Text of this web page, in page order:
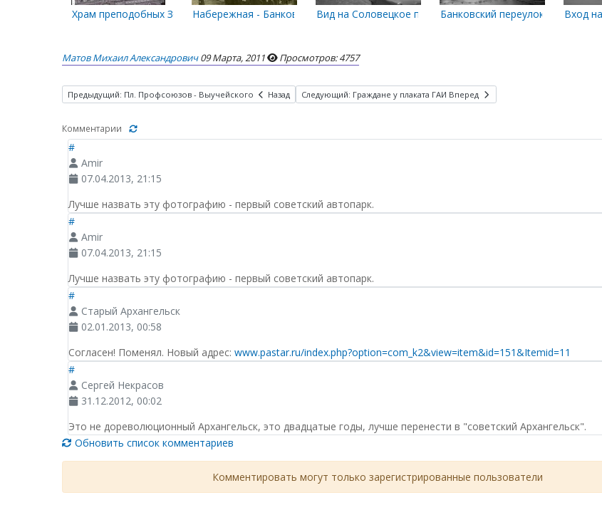
Храм преподобных Зосимы, Савватия и Германа Соловецких чудотворцев, 2000-х гг.
Набережная - Банковский пер.Вид на Соловецкое подворьеБанковский переулок Вход
Матов Михаил Александрович 09 Марта, 2011 Просмотров: 4757
Предыдущий: Пл. Профсоюзов - Выучейского Назад Следующий: Граждане у плаката ГАИ Вперед
Комментарии
#
Amir
07.04.2013, 21:15
Лучше назвать эту фотографию - первый советский автопарк.
#
Amir
07.04.2013, 21:15
Лучше назвать эту фотографию - первый советский автопарк.
#
Старый Архангельск
02.01.2013, 00:58
Согласен! Поменял. Новый адрес: www.pastar.ru/index.php?option=com_k2&view=item&id=151&Itemid=11
#
Сергей Некрасов
31.12.2012, 00:02
Это не дореволюционный Архангельск, это двадцатые годы, лучше перенести в "советский Архангельск".
Обновить список комментариев
Комментировать могут только зарегистрированные пользователи